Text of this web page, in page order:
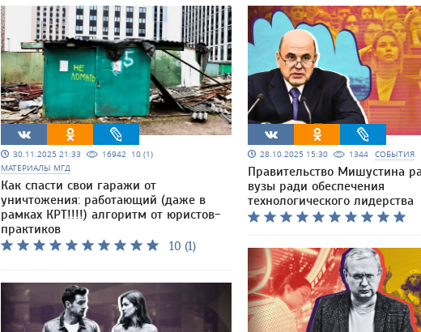
30.11.2025 21:33 16942 10 (1)
МАТЕРИАЛЫ МГД
Как спасти свои гаражи от
уничтожения: работающий (даже в
рамках КРТ!!!!) алгоритм от юристов-
практиков
10 (1)
28.10.2025 15:30 1344 СОБЫТИЯ
Правительство Мишустина
вузы ради обеспечения
технологического лидерства